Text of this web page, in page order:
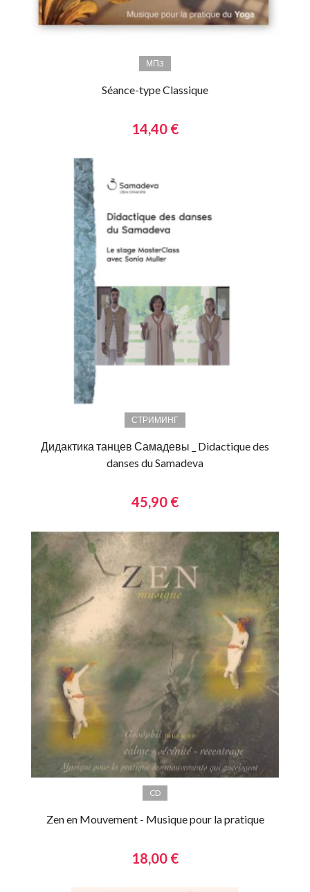
МП3
Séance-type Classique
14,40 €
СТРИМИНГ
Дидактика танцев Самадевы _ Didactique des
danses du Samadeva
45,90 €
CD
Zen en Mouvement - Musique pour la pratique
18,00 €